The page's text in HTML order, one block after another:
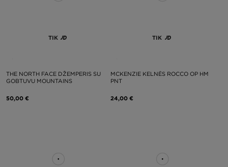
TIK
THE NORTH FACE DŽEMPERIS SU
GOBTUVU MOUNTAINS
50,00 €
TIK
MCKENZIE KELNĖS ROCCO OP HM
PNT
24,00 €